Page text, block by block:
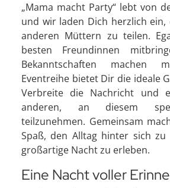
„Mama macht Party“ lebt von
und wir laden Dich herzlich ein,
anderen Müttern zu teilen.
besten Freundinnen
Bekanntschaften machen
Eventreihe bietet Dir die ideale
Verbreite die Nachricht und
anderen, an diesem
teilzunehmen. Gemeinsam
Spaß, den Alltag hinter sich zu
großartige Nacht zu erleben.
Eine Nacht voller